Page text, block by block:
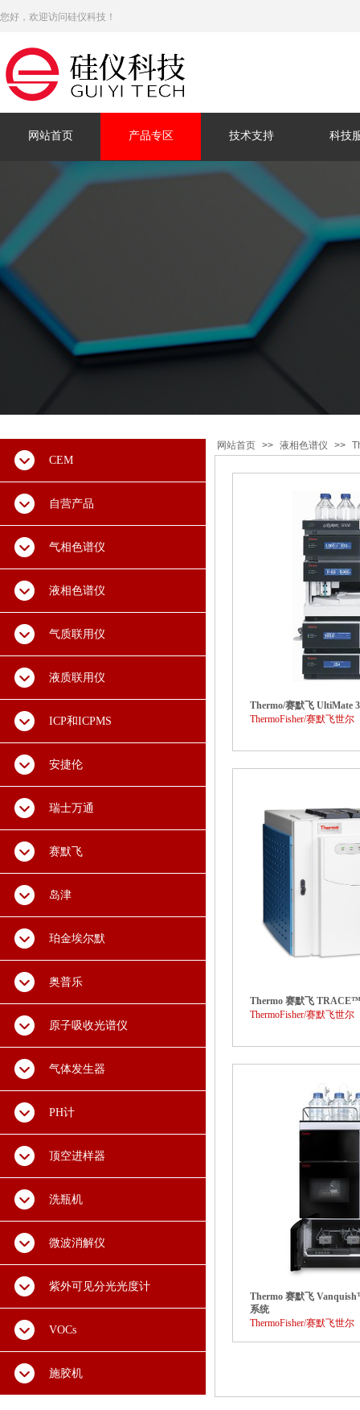
您好，欢迎访问硅仪科技！
网站首页 产品专区 技术支持 科技
网站首页 >> 液相色谱仪 >>
CEM
自营产品
气相色谱仪
液相色谱仪
气质联用仪
液质联用仪
ICP和ICPMS
安捷伦
瑞士万通
赛默飞
岛津
珀金埃尔默
奥普乐
原子吸收光谱仪
气体发生器
PH计
顶空进样器
洗瓶机
微波消解仪
紫外可见分光光度计
VOCs
施胶机
Thermo/赛默飞 UltiMate
ThermoFisher/赛默飞世尔
Thermo 赛默飞
ThermoFisher/赛默飞世尔
Thermo 赛默飞
系统
ThermoFisher/赛默飞世尔